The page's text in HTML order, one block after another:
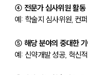
④ 전문가 심사위원 활동
예: 학술지 심사위원, 컨
⑤ 해당 분야의 중대한
예: 신약개발 성공, 혁신